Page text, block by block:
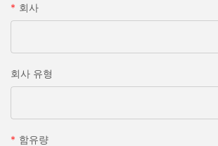
회사
회사 유형
함유량